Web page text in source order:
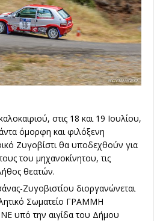
στις 18 και 19 Ιουλίου,
όμορφη και φιλόξενη
Ζυγοβίστι θα υποδεχθούν για
του μηχανοκίνητου, τις
θεατών.
Ζυγοβιστίου διοργανώνεται
Σωματείο ΓΡΑΜΜΗ
υπό την αιγίδα του Δήμου